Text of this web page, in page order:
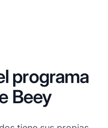
programa
Beey